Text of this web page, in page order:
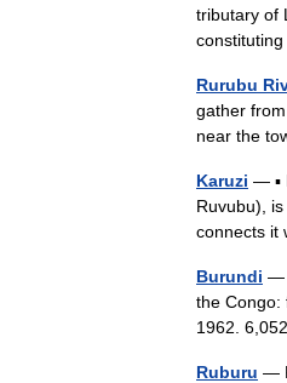
tributary of
Rurubu
gather
near the
Karuzi — ▪
Ruvubu),
connects it
Burundi —
the Congo:
1962.
Ruburu —